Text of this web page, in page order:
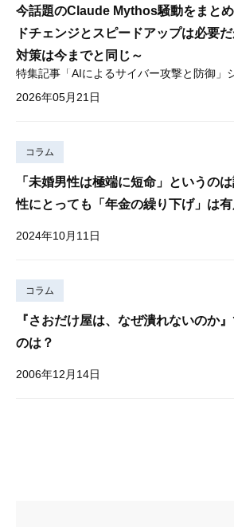
今話題のClaude Mythos騒動をまと
ドチェンジとスピードアップは必要
対策は今までと同じ～
特集記事「AIによるサイバー攻撃と防御」
2026年05月21日
コラム
「未婚男性は極端に短命」というの
性にとっても「年金の繰り下げ」は有
2024年10月11日
コラム
『さおだけ屋は、なぜ潰れないのか
のは？
2006年12月14日